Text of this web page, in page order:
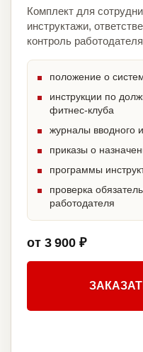
Комплект для
инструктажи,
контроль
положение о
инструкции по
фитнес-клуба
журналы вводного
приказы о
программы
проверка
работодателя
от 3 900 ₽